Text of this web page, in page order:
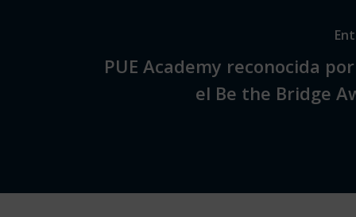
PUE Academy reconocida
el Be the Bridge